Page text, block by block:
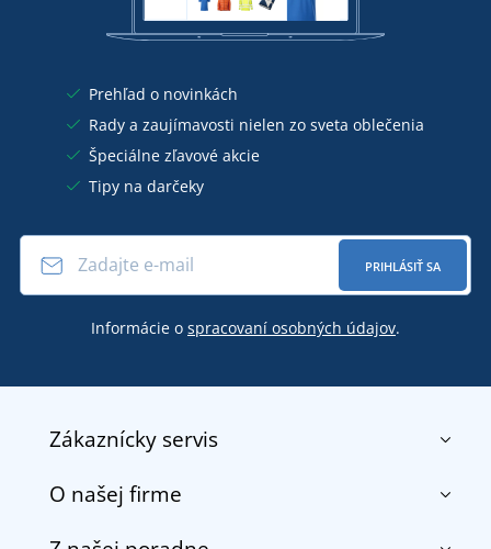
Prehľad o novinkách
Rady a zaujímavosti nielen zo sveta oblečenia
Špeciálne zľavové akcie
Tipy na darčeky
PRIHLÁSIŤ SA
Informácie o spracovaní osobných údajov.
Zákaznícky servis
Kontakt
O našej firme